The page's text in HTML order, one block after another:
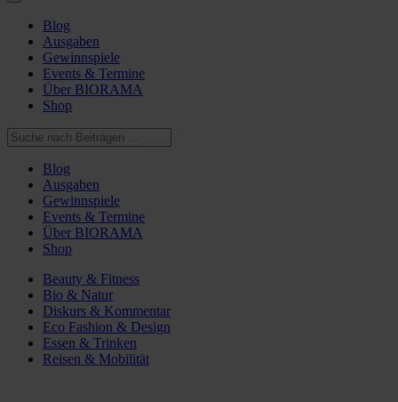
Blog
Ausgaben
Gewinnspiele
Events & Termine
Über BIORAMA
Shop
Blog
Ausgaben
Gewinnspiele
Events & Termine
Über BIORAMA
Shop
Beauty & Fitness
Bio & Natur
Diskurs & Kommentar
Eco Fashion & Design
Essen & Trinken
Reisen & Mobilität